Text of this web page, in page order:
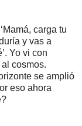
carga tu
y vas a
Yo vi con
cosmos.
se amplió
eso ahora